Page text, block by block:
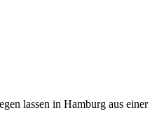
lassen in Hamburg aus einer